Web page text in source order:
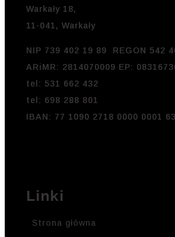
Warkały 18,
11-041, Warkały
NIP 739 402 19 89 REGON 542
ARiMR: 2814070009 EP:
tel: 531 662 432
tel: 698 288 801
IBAN: 77 1090 2718 0000 0001
Linki
Strona główna